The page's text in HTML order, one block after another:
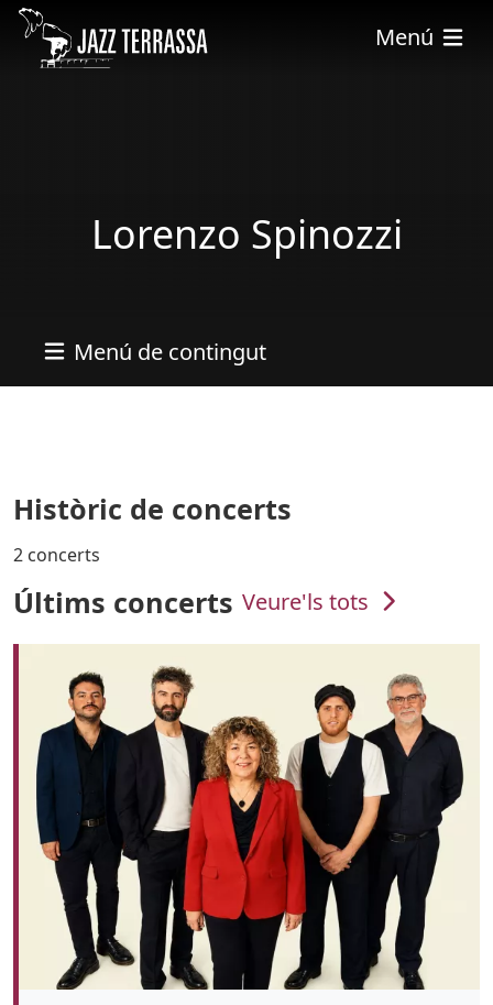
Vés al contingut
Menú
Lorenzo Spinozzi
Menú de contingut
Històric de concerts
2 concerts
Últims concerts Veure'ls tots